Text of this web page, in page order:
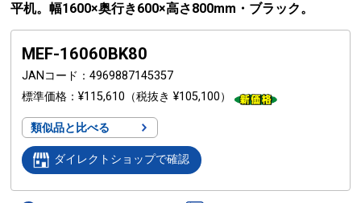
平机。幅1600×奥行き600×高さ800mm・ブラック。
MEF-16060BK80
JANコード
4969887145357
標準価格
¥115,610 （税抜き ¥105,100）
類似品と比べる
ダイレクトショップで確認